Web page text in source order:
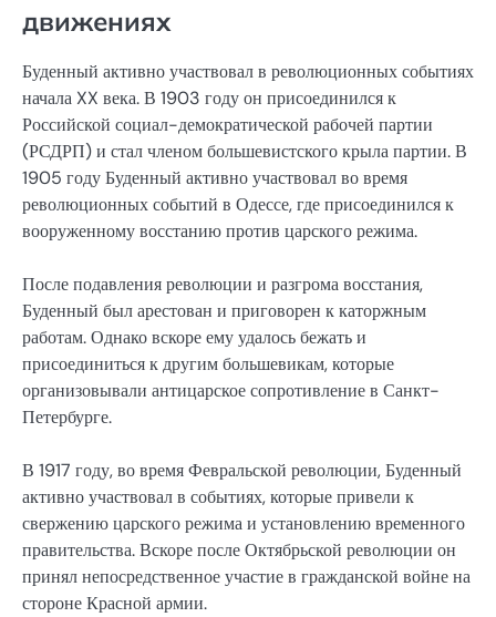
движениях
Буденный активно участвовал в революционных событиях
начала XX века. В 1903 году он присоединился к
Российской социал-демократической рабочей партии
(РСДРП) и стал членом большевистского крыла партии. В
1905 году Буденный активно участвовал во время
революционных событий в Одессе, где присоединился к
вооруженному восстанию против царского режима.
После подавления революции и разгрома восстания,
Буденный был арестован и приговорен к каторжным
работам. Однако вскоре ему удалось бежать и
присоединиться к другим большевикам, которые
организовывали антицарское сопротивление в Санкт-
Петербурге.
В 1917 году, во время Февральской революции, Буденный
активно участвовал в событиях, которые привели к
свержению царского режима и установлению временного
правительства. Вскоре после Октябрьской революции он
принял непосредственное участие в гражданской войне на
стороне Красной армии.